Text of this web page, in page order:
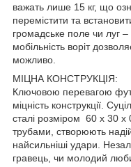
важать лише 15 кг, що
перемістити та
громадське поле чи луг
мобільність воріт
можливо.
МІЦНА КОНСТРУКЦІЯ:
Ключовою перевагою
міцність конструкції.
сталі розміром 60 х 30 х
трубами, створюють
найсильніші удари.
гравець, чи молодий